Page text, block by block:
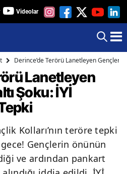
Videolar
Derince’de Terörü Lanetleyen Gençlere
Lanetleyen
Şoku: İYİ
Kolları’nın teröre tepki
Gençlerin önünün
ve ardından pankart